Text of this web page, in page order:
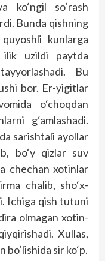
ko‘ngil so‘rash
Bunda qishning
kunlarga
ilik uzildi paytda
Bu
bor. Er-yigitlar
o‘choqdan
g‘amlashadi.
sarishtali ayollar
bo‘y qizlar suv
chechan xotinlar
chalib, sho‘x-
Ichiga qish tutuni
olmagan xotin-
Xullas,
sir ko‘p.